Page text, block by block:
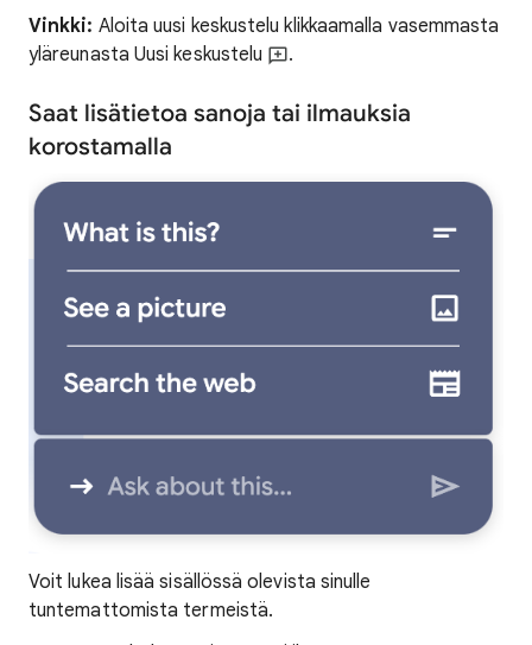
Vinkki: Aloita uusi keskustelu klikkaamalla vasemmasta
yläreunasta Uusi keskustelu
.
Saat lisätietoa sanoja tai ilmauksia
korostamalla
Voit lukea lisää sisällössä olevista sinulle
tuntemattomista termeistä.